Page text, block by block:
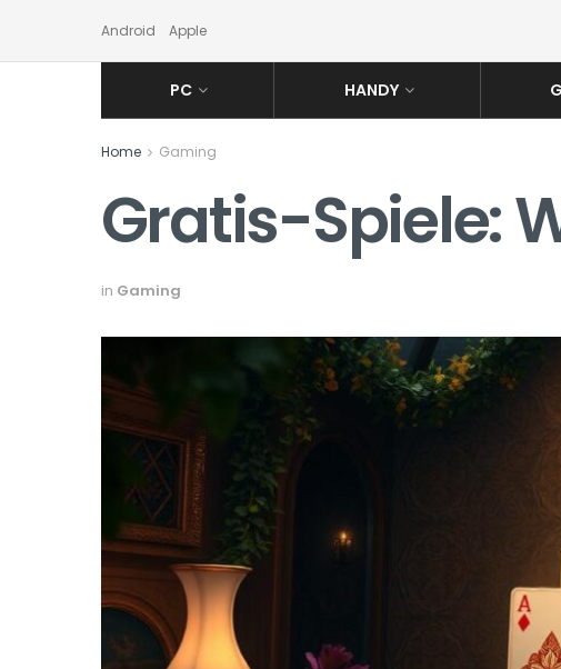
Android Apple
PC HANDY
Home Gaming
Gratis-Spiele:
in Gaming